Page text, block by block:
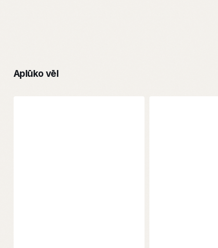
Aplūko vēl